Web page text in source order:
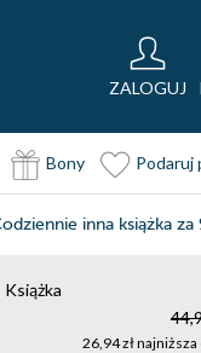
ZALOGUJ
Bony Podaruj
inna książka za
Książka
26,94 zł